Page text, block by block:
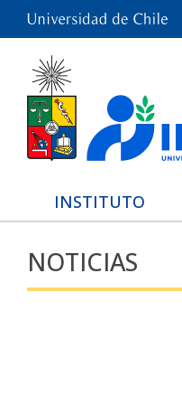
INSTITUTO
NOTICIAS